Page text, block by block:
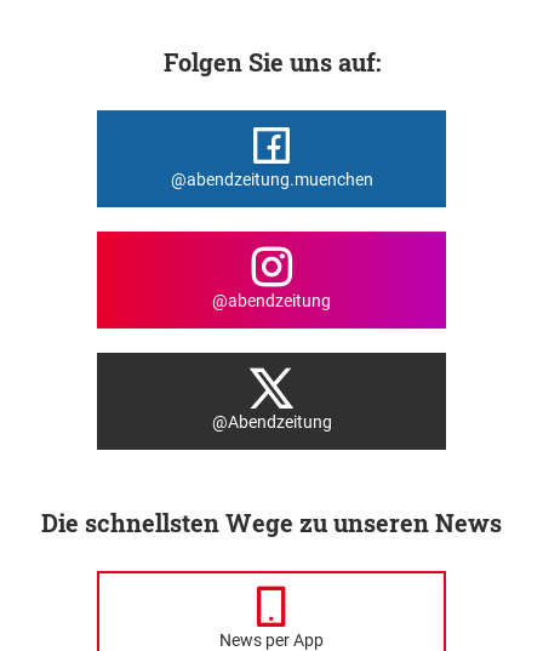
Folgen Sie uns auf:
@abendzeitung.muenchen
@abendzeitung
@Abendzeitung
Die schnellsten Wege zu unseren News
News per App